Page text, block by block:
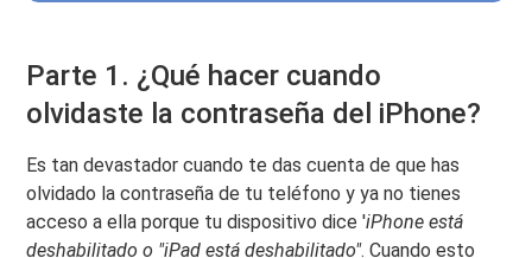
Parte 1. ¿Qué hacer cuando
olvidaste la contraseña del iPhone?
Es tan devastador cuando te das cuenta de que has
olvidado la contraseña de tu teléfono y ya no tienes
acceso a ella porque tu dispositivo dice 'iPhone está
deshabilitado o "iPad está deshabilitado". Cuando esto